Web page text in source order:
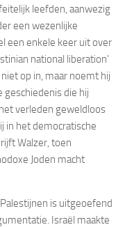
leefden, aanwezig
een wezenlijke
een enkele keer uit over
national liberation’
op in, maar noemt hij
geschiedenis die hij
verleden geweldloos
in het democratische
Walzer, toen
Joden macht
is uitgeoefend
Israël maakte